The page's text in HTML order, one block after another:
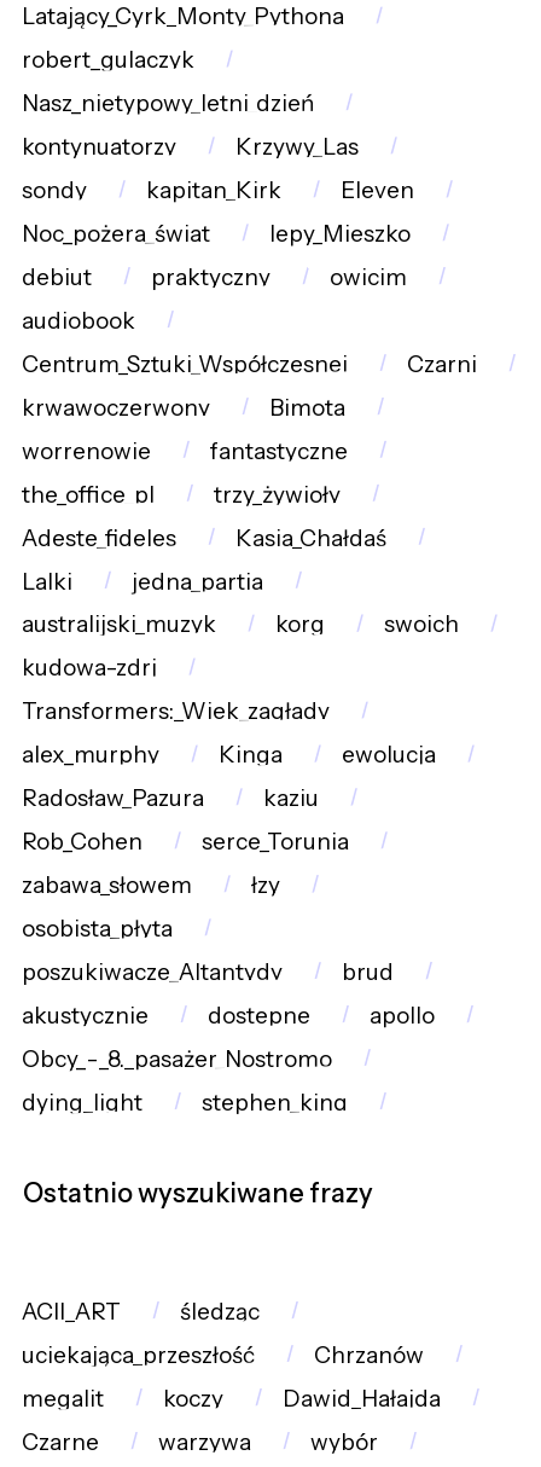
Latający_Cyrk_Monty_Pythona
robert_gulaczyk
Nasz_nietypowy_letni_dzień
kontynuatorzy
Krzywy_Las
sondy
kapitan_Kirk
Eleven
Noc_pożera_świat
lepy_Mieszko
debiut
praktyczny
owicim
audiobook
Centrum_Sztuki_Współczesnej
Czarni
krwawoczerwony
Bimota
worrenowie
fantastyczne
the_office_pl
trzy_żywioły
Adeste_fideles
Kasia_Chałdaś
Lalki
jedna_partia
australijski_muzyk
korg
swoich
kudowa-zdrj
Transformers:_Wiek_zagłady
alex_murphy
Kinga
ewolucja
Radosław_Pazura
kaziu
Rob_Cohen
serce_Torunia
zabawa_słowem
łzy
osobista_płyta
poszukiwacze_Altantydy
brud
akustycznie
dostepne
apollo
Obcy_-_8._pasażer_Nostromo
dying_light
stephen_king
Ostatnio wyszukiwane frazy
ACII_ART
śledząc
uciekająca_przeszłość
Chrzanów
megalit
koczy
Dawid_Hałajda
Czarne
warzywa
wybór